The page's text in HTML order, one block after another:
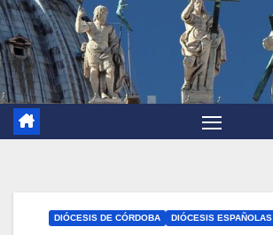
DIÓCESIS DE CÓRDOBA DIÓCESIS ESPAÑOLAS